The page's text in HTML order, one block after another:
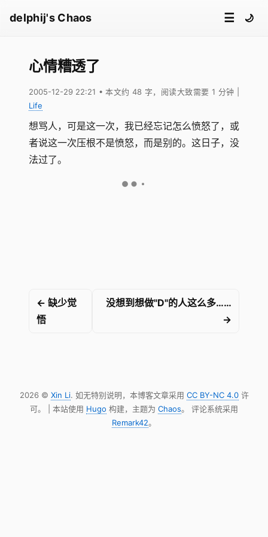
delphij's Chaos ☰ 🌙
心情糟透了
2005-12-29 22:21 • 本文约 48 字，阅读大致需要 1 分钟
Life
想骂人，可是这一次，我已经忘记怎么愤怒了，或
者说这一次压根不是愤怒，而是别的。这日子，没
法过了。
← 缺少觉
悟
没想到想做"D"的人这么多……
→
2026 © Xin Li. 如无特别说明，本博客文章采用 CC BY-NC 4.0许
可。 | 本站使用 Hugo 构建，主题为 Chaos。 评论系统采用
Remark42。